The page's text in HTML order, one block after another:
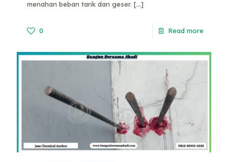
menahan beban tarik dan geser. […]
0 Read more